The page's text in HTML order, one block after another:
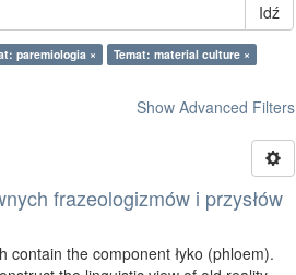
Idź
paremiologia ×
Temat: material culture ×
Show Advanced Filters
frazeologizmów i przysłów
the component łyko (phloem).